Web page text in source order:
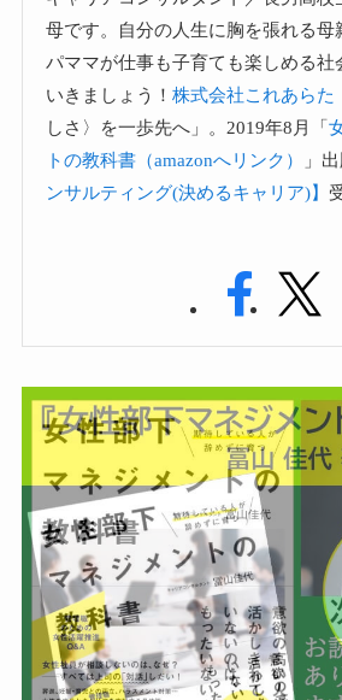
母です。自分の人生に胸を張れる母
パママが仕事も子育ても楽しめる社
いきましょう！株式会社これあらた
しさ〉を一歩先へ」。2019年8月「
トの教科書（amazonへリンク）
」出
ンサルティング(決めるキャリア)】